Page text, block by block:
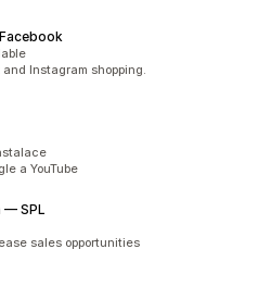
Instagram shopping.
a YouTube
— SPL
sales opportunities